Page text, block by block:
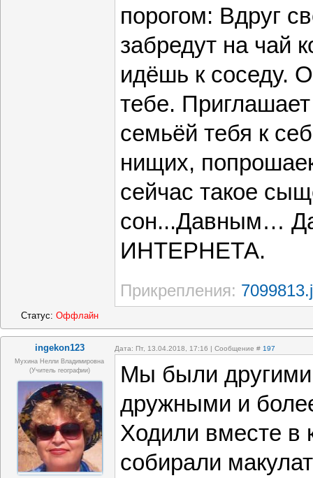
порогом: Вдруг
забредут на чай
идёшь к соседу.
тебе.
семьёй тебя к
нищих,
сейчас такое
сон...Давным…
ИНТЕРНЕТА.
Прикрепления:
Статус: Оффлайн
ingekon123 Дата: Пт, 13.04.2018, 17:16 | Сообщение # 197
Мухина Нелли Владимировна
(Учитель географии)
Мы были
дружными и
Ходили вместе в
собирали